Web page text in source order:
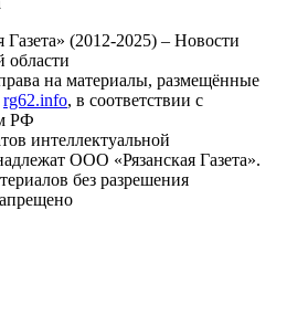
(2012-2025) – Новости
области
на материалы, размещённые
rg62.info, в соответствии с
РФ
интеллектуальной
ООО «Рязанская Газета».
без разрешения